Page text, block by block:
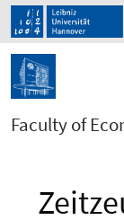
Faculty of